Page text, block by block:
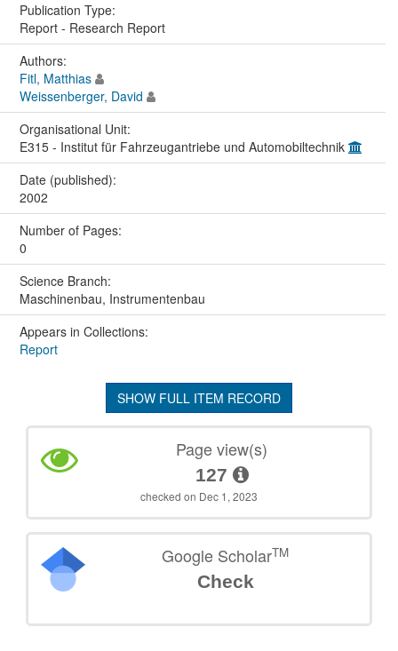
Publication Type:
Report - Research Report
Authors:
Fitl, Matthias
Weissenberger, David
Organisational Unit:
E315 - Institut für Fahrzeugantriebe und Automobiltechnik
Date (published):
2002
Number of Pages:
0
Science Branch:
Maschinenbau, Instrumentenbau
Appears in Collections:
Report
SHOW FULL ITEM RECORD
Page view(s)
127
checked on Dec 1, 2023
Google ScholarTM
Check